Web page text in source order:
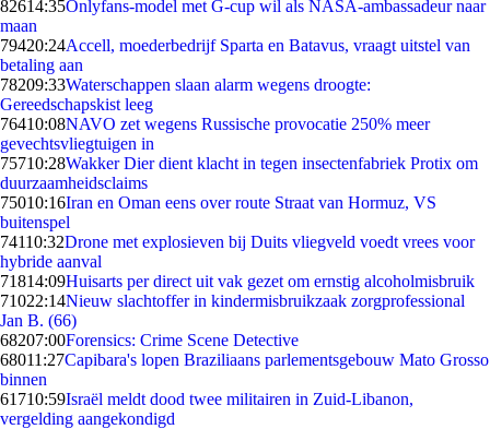
82614:35Onlyfans-model met G-cup wil als NASA-ambassadeur naar
maan
79420:24Accell, moederbedrijf Sparta en Batavus, vraagt uitstel van
betaling aan
78209:33Waterschappen slaan alarm wegens droogte:
Gereedschapskist leeg
76410:08NAVO zet wegens Russische provocatie 250% meer
gevechtsvliegtuigen in
75710:28Wakker Dier dient klacht in tegen insectenfabriek Protix om
duurzaamheidsclaims
75010:16Iran en Oman eens over route Straat van Hormuz, VS
buitenspel
74110:32Drone met explosieven bij Duits vliegveld voedt vrees voor
hybride aanval
71814:09Huisarts per direct uit vak gezet om ernstig alcoholmisbruik
71022:14Nieuw slachtoffer in kindermisbruikzaak zorgprofessional
Jan B. (66)
68207:00Forensics: Crime Scene Detective
68011:27Capibara's lopen Braziliaans parlementsgebouw Mato Grosso
binnen
61710:59Israël meldt dood twee militairen in Zuid-Libanon,
vergelding aangekondigd